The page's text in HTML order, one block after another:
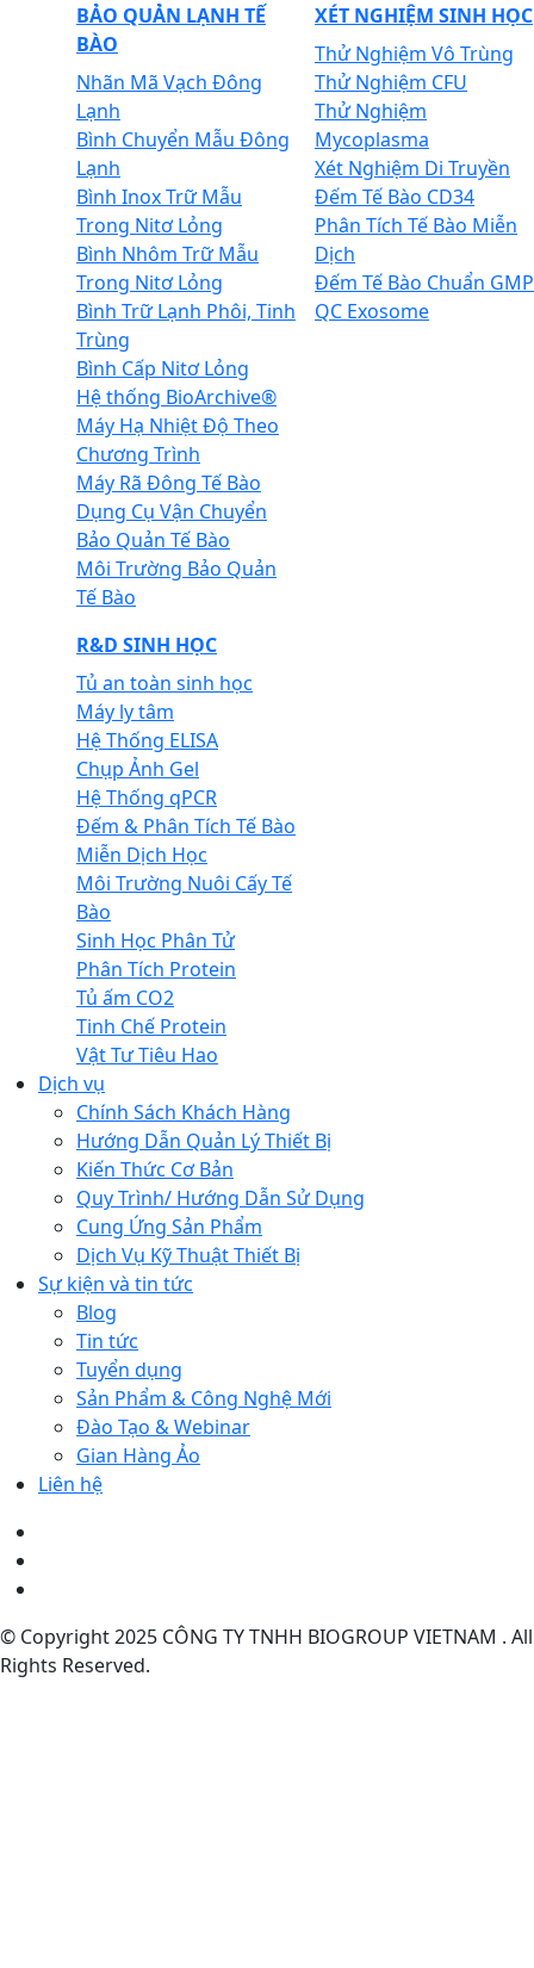
BẢO QUẢN LẠNH TẾ
BÀO
Nhãn Mã Vạch Đông
Lạnh
Bình Chuyển Mẫu Đông
Lạnh
Bình Inox Trữ Mẫu
Trong Nitơ Lỏng
Bình Nhôm Trữ Mẫu
Trong Nitơ Lỏng
Bình Trữ Lạnh Phôi, Tinh
Trùng
Bình Cấp Nitơ Lỏng
Hệ thống BioArchive®
Máy Hạ Nhiệt Độ Theo
Chương Trình
Máy Rã Đông Tế Bào
Dụng Cụ Vận Chuyển
Bảo Quản Tế Bào
Môi Trường Bảo Quản
Tế Bào
XÉT NGHIỆM SINH HỌC
Thử Nghiệm Vô Trùng
Thử Nghiệm CFU
Thử Nghiệm
Mycoplasma
Xét Nghiệm Di Truyền
Đếm Tế Bào CD34
Phân Tích Tế Bào Miễn
Dịch
Đếm Tế Bào Chuẩn GMP
QC Exosome
R&D SINH HỌC
Tủ an toàn sinh học
Máy ly tâm
Hệ Thống ELISA
Chụp Ảnh Gel
Hệ Thống qPCR
Đếm & Phân Tích Tế Bào
Miễn Dịch Học
Môi Trường Nuôi Cấy Tế
Bào
Sinh Học Phân Tử
Phân Tích Protein
Tủ ấm CO2
Tinh Chế Protein
Vật Tư Tiêu Hao
Dịch vụ
Chính Sách Khách Hàng
Hướng Dẫn Quản Lý Thiết Bị
Kiến Thức Cơ Bản
Quy Trình/ Hướng Dẫn Sử Dụng
Cung Ứng Sản Phẩm
Dịch Vụ Kỹ Thuật Thiết Bị
Sự kiện và tin tức
Blog
Tin tức
Tuyển dụng
Sản Phẩm & Công Nghệ Mới
Đào Tạo & Webinar
Gian Hàng Ảo
Liên hệ
© Copyright 2025 CÔNG TY TNHH BIOGROUP VIETNAM . All
Rights Reserved.